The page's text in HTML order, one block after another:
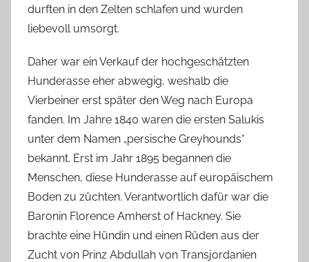
durften in den Zelten schlafen und wurden
liebevoll umsorgt.
Daher war ein Verkauf der hochgeschätzten
Hunderasse eher abwegig, weshalb die
Vierbeiner erst später den Weg nach Europa
fanden. Im Jahre 1840 waren die ersten Salukis
unter dem Namen „persische Greyhounds“
bekannt. Erst im Jahr 1895 begannen die
Menschen, diese Hunderasse auf europäischem
Boden zu züchten. Verantwortlich dafür war die
Baronin Florence Amherst of Hackney. Sie
brachte eine Hündin und einen Rüden aus der
Zucht von Prinz Abdullah von Transjordanien